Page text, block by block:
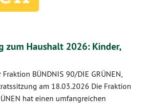
zum Haushalt 2026: Kinder,
BÜNDNIS 90/DIE GRÜNEN,
am 18.03.2026 Die Fraktion
hat einen umfangreichen